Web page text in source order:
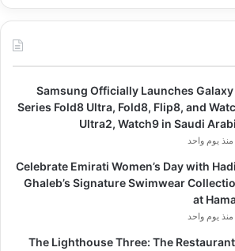
Samsung Officially Launches Galaxy
Series Fold8 Ultra, Fold8, Flip8, and
Ultra2, Watch9 in Saudi
منذ يوم واحد
Celebrate Emirati Women’s Day with
Ghaleb’s Signature Swimwear
at
منذ يوم واحد
The Lighthouse Three: The